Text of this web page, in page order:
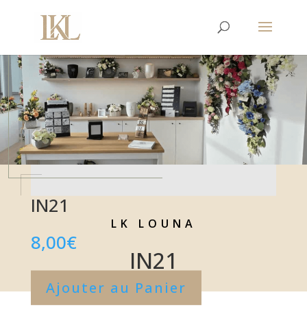
LK LOUNA
IN21
IN21
8,00€
Ajouter au Panier